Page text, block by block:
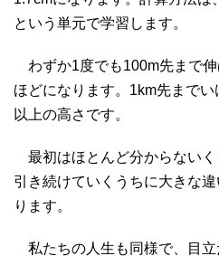
という単元で学習します。
わずか1度でも100m先まで
ほどになります。1km先まで
以上の高さです。
最初はほとんど分からない
引き続けていくうちに大きな
ります。
私たちの人生も同様で、目立